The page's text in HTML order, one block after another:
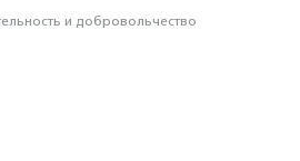
и доброволь­чест­во